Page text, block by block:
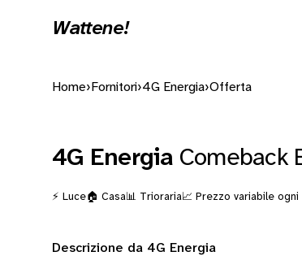
Wattene!
Home› Fornitori›4G Energia›Offerta
4G Energia Comeback
⚡ Luce🏠 Casa📊 Trioraria📈 Prezzo variabile ogni
Descrizione da 4G Energia